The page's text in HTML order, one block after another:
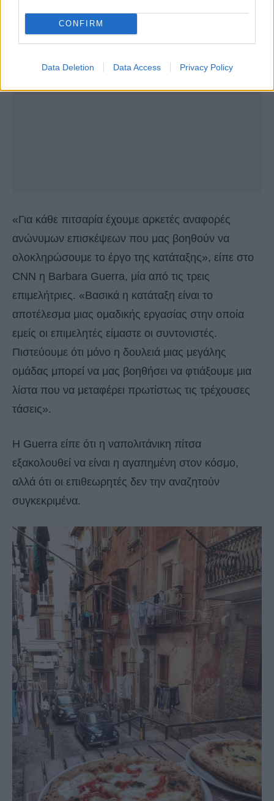
CONFIRM
Data Deletion Data Access Privacy Policy
«Για κάθε πιτσαρία έχουμε αρκετές αναφορές
ανώνυμων επισκέψεων που μας βοηθούν να
ολοκληρώσουμε το έργο της κατάταξης», είπε στο
CNN η Barbara Guerra, μία από τις τρεις
επιμελήτριες. «Βασικά η κατάταξη είναι το
αποτέλεσμα μιας ομαδικής εργασίας στην οποία
εμείς οι επιμελητές είμαστε οι συντονιστές.
Πιστεύουμε ότι μόνο η δουλειά μιας μεγάλης
ομάδας μπορεί να μας βοηθήσει να φτιάξουμε μια
λίστα που να μεταφέρει πρωτίστως τις τρέχουσες
τάσεις».
Η Guerra είπε ότι η ναπολιτάνικη πίτσα
εξακολουθεί να είναι η αγαπημένη στον κόσμο,
αλλά ότι οι επιθεωρητές δεν την αναζητούν
συγκεκριμένα.